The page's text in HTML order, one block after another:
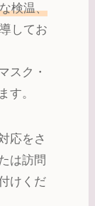
検温、
してお
スク・
す。
応をさ
は訪問
けくだ